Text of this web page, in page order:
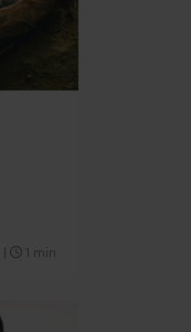
1 min